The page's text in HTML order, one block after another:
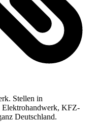
Stellen in
Elektrohandwerk, KFZ-
Deutschland.